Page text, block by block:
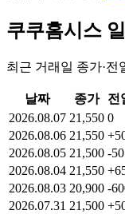
쿠쿠홈시스
최근 거래일 종가·전
날짜 종가 전
2026.08.07 21,550 0
2026.08.06 21,550
2026.08.05 21,500 -50
2026.08.04 21,550
2026.08.03 20,900 -
2026.07.31 21,500